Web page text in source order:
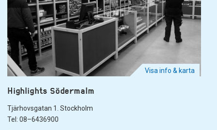
Visa info & karta
Highlights Södermalm
Tjärhovsgatan 1. Stockholm
Tel: 08–6436900